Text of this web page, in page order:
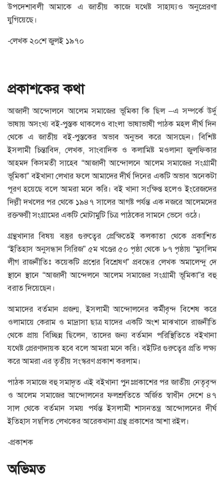
উপদেশাবলী আমাকে এ জাতীয় কাজে যথেষ্ট সাহায্যও অনুপ্রেরণা
যুগিয়েছে।
-লেখক ২০শে জুলই ১৯৭০
প্রকাশকের কথা
আজাদী আন্দোলনে আলেম সমাজের ভূমিকা কি ছিল –এ সম্পর্কে উর্দু
ভাষায় অসংখ্য বই-পুস্তক থাকলেও বাংলা ভাষাভাষী পাঠক মহল দীর্ঘ দিন
থেকে এ জাতীয় বই-পুস্তকের অভাব অনুভব করে আসছেন। বিশিষ্ট
ইসলামী চিন্তাবিদ, লেখক, সাংবাদিক ও কলামিষ্ট মওলানা জুলফিকার
আহমদ কিসমতী সাহেব “আজাদী আন্দোলনে আলেম সমাজের সংগ্রামী
ভূমিকা” বইখানা লেখার ফলে আমাদের দীর্ঘ দিনের একটি অভাব অনেকটা
পূরণ হয়েছে বলে আমরা মনে করি। বই খানা সংক্ষিপ্ত হলেও ইংরেজদের
দিল্লী দখলের পর থেকে ১৯৪৭ সালের আগষ্ট পর্যন্ত এক নজরে আলেমদের
রক্তক্ষয়ী সংগ্রামের একটি মোটামুটি চিত্র পাঠকের সামনে ভেসে ওঠে।
গ্রন্থখানার বিষয় বস্তুর গুরুত্বের প্রেক্ষিতেই কলকাতা থেকে প্রকাশিত
“ইতিহাস অনুসন্ধান সিরিজ” ৫ম খণ্ডের ৫০ পৃষ্ঠা থেকে ৮৭ পৃষ্ঠায় “মুসলিম
লীগ রাজনীতিঃ কয়েকটি প্রশ্নের বিশ্রেষণ” প্রবন্ধের লেখক অমালেন্দু দে
স্থানে স্থানে “আজাদী আন্দেলনে আলেম সমাজের সংগ্রামী ভূমিকা”র বহু
বরাত দিয়েছেন।
আমাদের বর্তমান প্রজন্ম, ইসলামী আন্দোলনের কর্মীবৃন্দ বিশেষ করে
ওলামায়ে কেরাম ও মাদ্রাসা ছাত্র যাদের একটি অংশ মাঝখানে রাজনীতি
থেকে প্রায় বিচ্ছিন্ন ছিলেন, তাদের জন্য বর্তমান পরিস্থিতিতে বইখানা
যথেষ্ট প্রেরণাদায়ক হবে বলে আমরা মনে করি। বইটির গুরুত্বের প্রতি লক্ষ্য
করে আমরা এর তৃতীয় সংস্করণ প্রকাশ করলাম।
পাঠক সমাজে বহু সমাদৃত এই বইখানা পুনঃপ্রকাশের পর জাতীয় নেতৃবৃন্দ
ও আলেম সমাজের আন্দোলনের ফলশ্রুতিতে অর্জিত স্বাধীন দেশে ৪৭
সাল থেকে বর্তমান সময় পর্যন্ত ইসলামী শাসনতন্ত্র আন্দোলনের দীর্ঘ
ইতিহাস সম্বলিত লেখকের আরেকখানা গ্রন্থ প্রকাশের আশা রইল।
-প্রকাশক
অভিমত